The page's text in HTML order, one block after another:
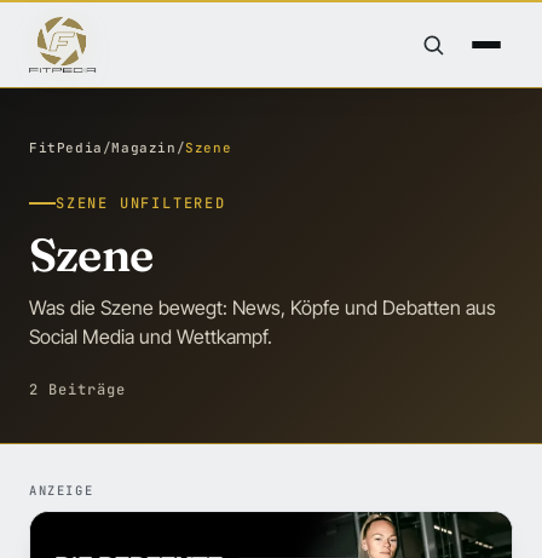
FitPedia /Magazin /Szene
SZENE UNFILTERED
Szene
Was die Szene bewegt: News, Köpfe und Debatten aus
Social Media und Wettkampf.
2 Beiträge
ANZEIGE